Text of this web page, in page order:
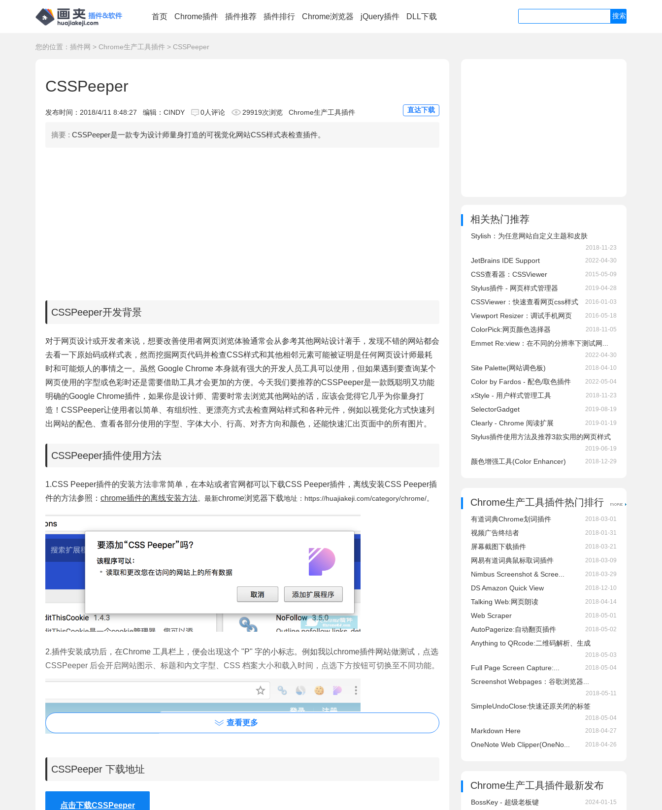
首页 Chrome插件 插件推荐 插件排行 Chrome浏览器 jQuery插件 DLL下载
您的位置： 插件网 > Chrome生产工具插件 > CSSPeeper
CSSPeeper
发布时间： 2018/4/11 8:48:27 编辑：CINDY 0人评论 29919次浏览 Chrome生产工具插件 直达下载
摘要 : CSSPeeper是一款专为设计师量身打造的可视觉化网站CSS样式表检查插件。
CSSPeeper开发背景
对于网页设计或开发者来说，想要改善使用者网页浏览体验通常会从参考其他网站设计著手， 发现不错的网站都会
去看一下原始码或样式表，然而挖掘网页代码并检查CSS样式和其他相邻元素可能被证明是任何网页设计师最耗
时和可能烦人的事情之一。
虽然 Google Chrome 本身就有强大的开发人员工具可以使用，但如果遇到要查询某个
网页使用的字型或色彩时还是需要借助工具才会更加的方便。 今天我们要推荐的CSSPeeper是一款既聪明又功能
明确的Google Chrome插件，如果你是设计师、需要时常去浏览其他网站的话，应该会觉得它几乎为你量身打
造！CSSPeeper让使用者以简单、有组织性、更漂亮方式去检查网站样式和各种元件，例如以视觉化方式快速列
出网站的配色、查看各部分使用的字型、字体大小、行高、对齐方向和颜色，还能快速汇出页面中的所有图片。
CSSPeeper插件使用方法
1.CSS Peeper插件的安装方法非常简单，在本站或者官网都可以下载CSS Peeper插件，离线安装CSS Peeper插
件的方法参照： chrome插件的离线安装方法。 最新chrome浏览器下载地址： https://huajiakeji.com/category/chrome/。
2.插件安装成功后，在Chrome 工具栏上，便会出现这个 "P" 字的小标志。例如我以chrome插件网站做测试，点选
CSSPeeper 后会开启网站图示、标题和内文字型、CSS 档案大小和载入时间，点选下方按钮可切换至不同功能。
查看更多
CSSPeeper 下载地址
点击下载CSSPeeper
相关热门推荐
Stylish：为任意网站自定义主题和皮肤
2018-11-23
JetBrains IDE Support 2022-04-30
CSS查看器：CSSViewer 2015-05-09
Stylus插件 - 网页样式管理器 2019-04-28
CSSViewer：快速查看网页css样式 2016-01-03
Viewport Resizer：调试手机网页 2016-05-18
ColorPick:网页颜色选择器 2018-11-05
Emmet Re:view：在不同的分辨率下测试网...
2022-04-30
Site Palette(网站调色板) 2018-04-10
Color by Fardos - 配色/取色插件 2022-05-04
xStyle - 用户样式管理工具 2018-11-23
SelectorGadget 2019-08-19
Clearly - Chrome 阅读扩展 2019-01-19
Stylus插件使用方法及推荐3款实用的网页样式
2019-06-19
颜色增强工具(Color Enhancer) 2018-12-29
Chrome生产工具插件热门排行
有道词典Chrome划词插件 2018-03-01
视频广告终结者 2018-01-31
屏幕截图下载插件 2018-03-21
网易有道词典鼠标取词插件 2018-03-09
Nimbus Screenshot & Scree... 2018-03-29
DS Amazon Quick View 2018-12-10
Talking Web:网页朗读 2018-04-14
Web Scraper 2018-05-01
AutoPagerize:自动翻页插件 2018-05-02
Anything to QRcode:二维码解析、生成
2018-05-03
Full Page Screen Capture:... 2018-05-04
Screenshot Webpages：谷歌浏览器...
2018-05-11
SimpleUndoClose:快速还原关闭的标签
2018-05-04
Markdown Here 2018-04-27
OneNote Web Clipper(OneNo... 2018-04-26
Chrome生产工具插件最新发布
BossKey - 超级老板键 2024-01-15